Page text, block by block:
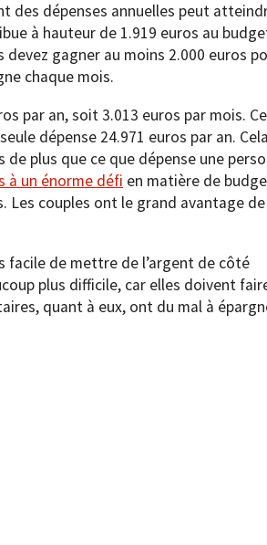
des dépenses annuelles peut
à hauteur de 1.919 euros au
gagner au moins 2.000 euros
chaque mois.
par an, soit 3.013 euros par mois.
dépense 24.971 euros par an. Cela
plus que ce que dépense une
à un énorme défi en matière de
Les couples ont le grand avantage de
facile de mettre de l’argent de côté
plus difficile, car elles doivent
quant à eux, ont du mal à